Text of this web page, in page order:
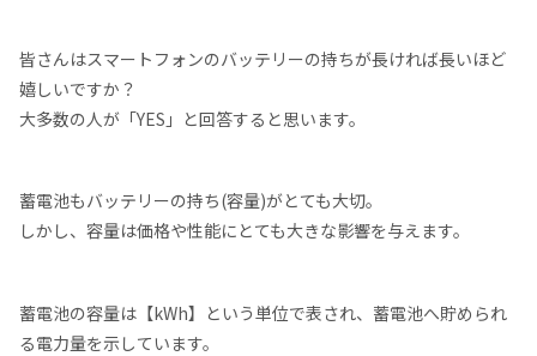
皆さんはスマートフォンのバッテリーの持ちが長ければ長いほど
嬉しいですか？
大多数の人が「YES」と回答すると思います。
蓄電池もバッテリーの持ち(容量)がとても大切。
しかし、容量は価格や性能にとても大きな影響を与えます。
蓄電池の容量は【kWh】という単位で表され、蓄電池へ貯められ
る電力量を示しています。